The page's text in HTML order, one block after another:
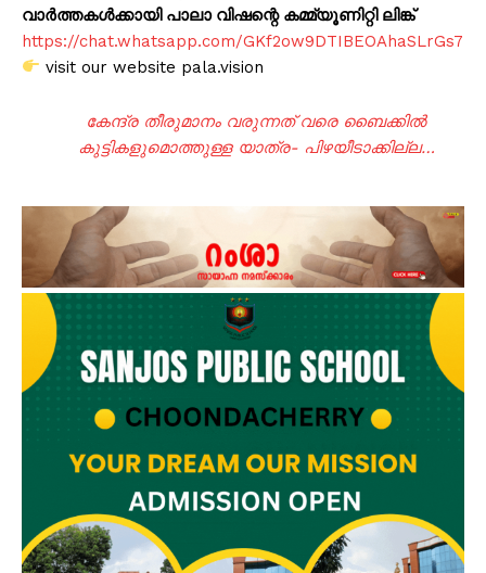
വാർത്തകൾക്കായി പാലാ വിഷന്റെ കമ്മ്യൂണിറ്റി ലിങ്ക്
https://chat.whatsapp.com/GKf2ow9DTIBEOAhaSLrGs7
visit our website pala.vision
കേന്ദ്ര തീരുമാനം വരുന്നത് വരെ ബൈക്കില്‍
കുട്ടികളുമൊത്തുള്ള യാത്ര- പിഴയീടാക്കില്ല…